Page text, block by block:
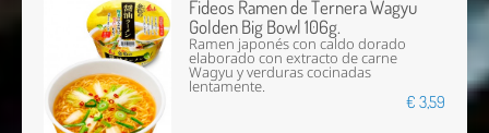
Fideos Ramen de Ternera Wagyu
Golden Big Bowl 106g.
Ramen japonés con caldo dorado
elaborado con extracto de carne
Wagyu y verduras cocinadas
lentamente.
€ 3,59